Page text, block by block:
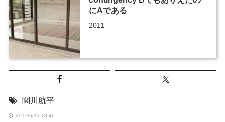
にAである
2011
関川航平
2017/6/13 18:40